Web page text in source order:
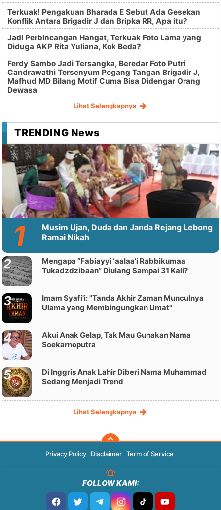
Terkuak! Pengakuan Bharada E Sebut Ada Gesekan
Konflik Antara Brigadir J dan Bripka RR, Apa itu?
Jadi Perbincangan Hangat, Terkuak Foto Lama yang
Diduga AKP Rita Yuliana, Kok Beda?
Ferdy Sambo Jadi Tersangka, Beredar Foto Putri
Candrawathi Tersenyum Pegang Tangan Brigadir J,
Mafhud MD Bilang Motif Cuma Bisa Didengar Orang
Dewasa
Lihat Selengkapnya
TRENDING News
Musim Ujan, Duda dan Janda Rejang Lebong
Ramai Nikah
Mengapa “Fabiayyi ‘aalaa’i Rabbikumaa
Tukadzdzibaan” Diulang Sampai 31 Kali?
Imam Syafi'i: "Tanda Akhir Zaman Munculnya
Ulama yang Membingungkan Umat"
Akui Anak Gelap, Tak Mau Gunakan Nama
Soekarnoputra
Di Inggris Anak Lahir Diberi Nama Muhammad
Sedang Menjadi Trend
Lihat Selengkapnya
Privacy Policy Disclaimer Term of Service
FOLLOW KAMI: